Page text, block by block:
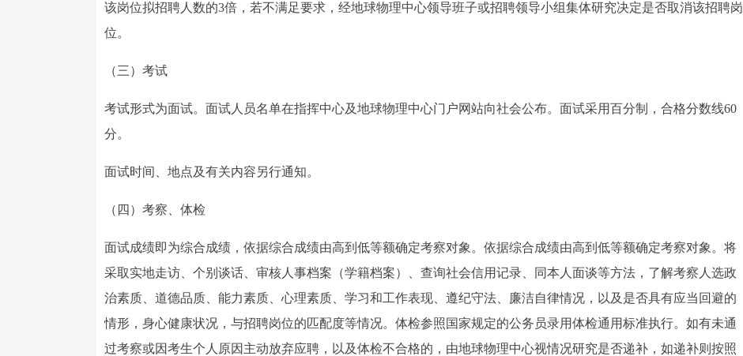
该岗位拟招聘人数的3倍，若不满足要求，经地球物理中心领导班子或招聘领导小组集体研究决定是否取消该招聘岗
位。
（三）考试
考试形式为面试。面试人员名单在指挥中心及地球物理中心门户网站向社会公布。面试采用百分制，合格分数线60
分。
面试时间、地点及有关内容另行通知。
（四）考察、体检
面试成绩即为综合成绩，依据综合成绩由高到低等额确定考察对象。依据综合成绩由高到低等额确定考察对象。将
采取实地走访、个别谈话、审核人事档案（学籍档案）、查询社会信用记录、同本人面谈等方法，了解考察人选政
治素质、道德品质、能力素质、心理素质、学习和工作表现、遵纪守法、廉洁自律情况，以及是否具有应当回避的
情形，身心健康状况，与招聘岗位的匹配度等情况。体检参照国家规定的公务员录用体检通用标准执行。如有未通
过考察或因考生个人原因主动放弃应聘，以及体检不合格的，由地球物理中心视情况研究是否递补，如递补则按照